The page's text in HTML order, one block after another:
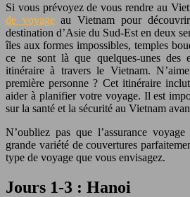
Si vous prévoyez de vous rendre au
de voyageau Vietnam pour
destination d’Asie du Sud-Est en deux
îles aux formes impossibles, temples
ce ne sont là que quelques-unes des
itinéraire à travers le Vietnam.
première personne ? Cet itinéraire
aider à planifier votre voyage. Il est
sur la santé et la sécurité au Vietnam
N’oubliez pas que l’assurance
grande variété de couvertures
type de voyage que vous envisagez.
Jours 1-3 : Hanoi